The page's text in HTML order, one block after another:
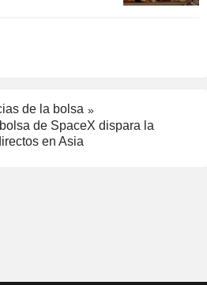
de la bolsa
de SpaceX dispara la
en Asia